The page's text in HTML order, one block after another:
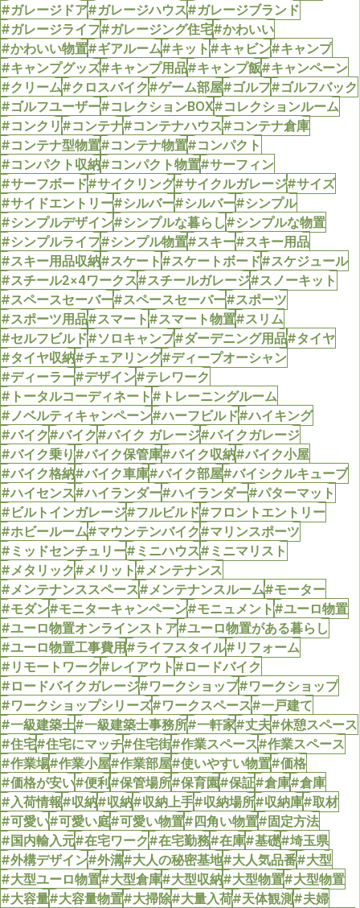
#ガレージドア#ガレージハウス#ガレージブランド
#ガレージライフ#ガレージング住宅#かわいい
#かわいい物置#ギアルーム#キット#キャビン#キャンプ
#キャンプグッズ#キャンプ用品#キャンプ飯#キャンペーン
#クリーム#クロスバイク#ゲーム部屋#ゴルフ#ゴルフバック
#ゴルフユーザー#コレクションBOX#コレクションルーム
#コンクリ#コンテナ#コンテナハウス#コンテナ倉庫
#コンテナ型物置#コンテナ物置#コンパクト
#コンパクト収納#コンパクト物置#サーフィン
#サーフボード#サイクリング#サイクルガレージ#サイズ
#サイドエントリー#シルバー#シルバー#シンプル
#シンプルデザイン#シンプルな暮らし#シンプルな物置
#シンプルライフ#シンプル物置#スキー#スキー用品
#スキー用品収納#スケート#スケートボード#スケジュール
#スチール2×4ワークス#スチールガレージ#スノーキット
#スペースセーバー#スペースセーバー#スポーツ
#スポーツ用品#スマート#スマート物置#スリム
#セルフビルド#ソロキャンプ#ダーデニング用品#タイヤ
#タイヤ収納#チェアリング#ディープオーシャン
#ディーラー#デザイン#テレワーク
#トータルコーディネート#トレーニングルーム
#ノベルティキャンペーン#ハーフビルド#ハイキング
#バイク#バイク#バイク ガレージ#バイクガレージ
#バイク乗り#バイク保管庫#バイク収納#バイク小屋
#バイク格納#バイク車庫#バイク部屋#バイシクルキューブ
#ハイセンス#ハイランダー#ハイランダー#パターマット
#ビルトインガレージ#フルビルド#フロントエントリー
#ホビールーム#マウンテンバイク#マリンスポーツ
#ミッドセンチュリー#ミニハウス#ミニマリスト
#メタリック#メリット#メンテナンス
#メンテナンススペース#メンテナンスルーム#モーター
#モダン#モニターキャンペーン#モニュメント#ユーロ物置
#ユーロ物置オンラインストア#ユーロ物置がある暮らし
#ユーロ物置工事費用#ライフスタイル#リフォーム
#リモートワーク#レイアウト#ロードバイク
#ロードバイクガレージ#ワークショップ#ワークショップ
#ワークショップシリーズ#ワークスペース#一戸建て
#一級建築士#一級建築士事務所#一軒家#丈夫#休憩スペース
#住宅#住宅にマッチ#住宅街#作業スペース#作業スペース
#作業場#作業小屋#作業部屋#使いやすい物置#価格
#価格が安い#便利#保管場所#保育園#保証#倉庫#倉庫
#入荷情報#収納#収納#収納上手#収納場所#収納庫#取材
#可愛い#可愛い庭#可愛い物置#四角い物置#固定方法
#国内輸入元#在宅ワーク#在宅勤務#在庫#基礎#埼玉県
#外構デザイン#外溝#大人の秘密基地#大人気品番#大型
#大型ユーロ物置#大型倉庫#大型収納#大型物置#大型物置
#大容量#大容量物置#大掃除#大量入荷#天体観測#夫婦